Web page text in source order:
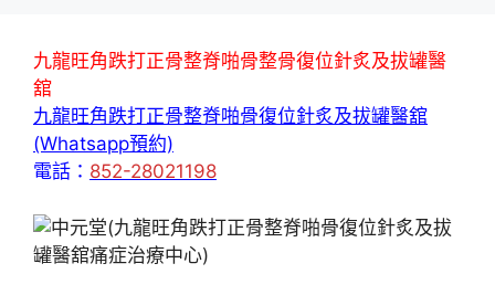
九龍旺角跌打正骨整脊啪骨整骨復位針炙及拔罐醫
舘
九龍旺角跌打正骨整脊啪骨復位針炙及拔罐醫舘
(Whatsapp預約)
電話： 852-28021198